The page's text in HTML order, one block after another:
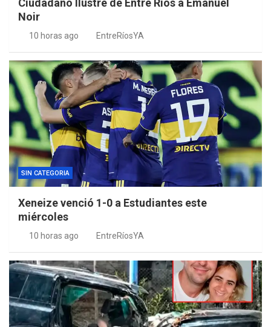
Ciudadano Ilustre de Entre Ríos a Emanuel
Noir
10 horas ago EntreRíosYA
SIN CATEGORIA
Xeneize venció 1-0 a Estudiantes este
miércoles
10 horas ago EntreRíosYA